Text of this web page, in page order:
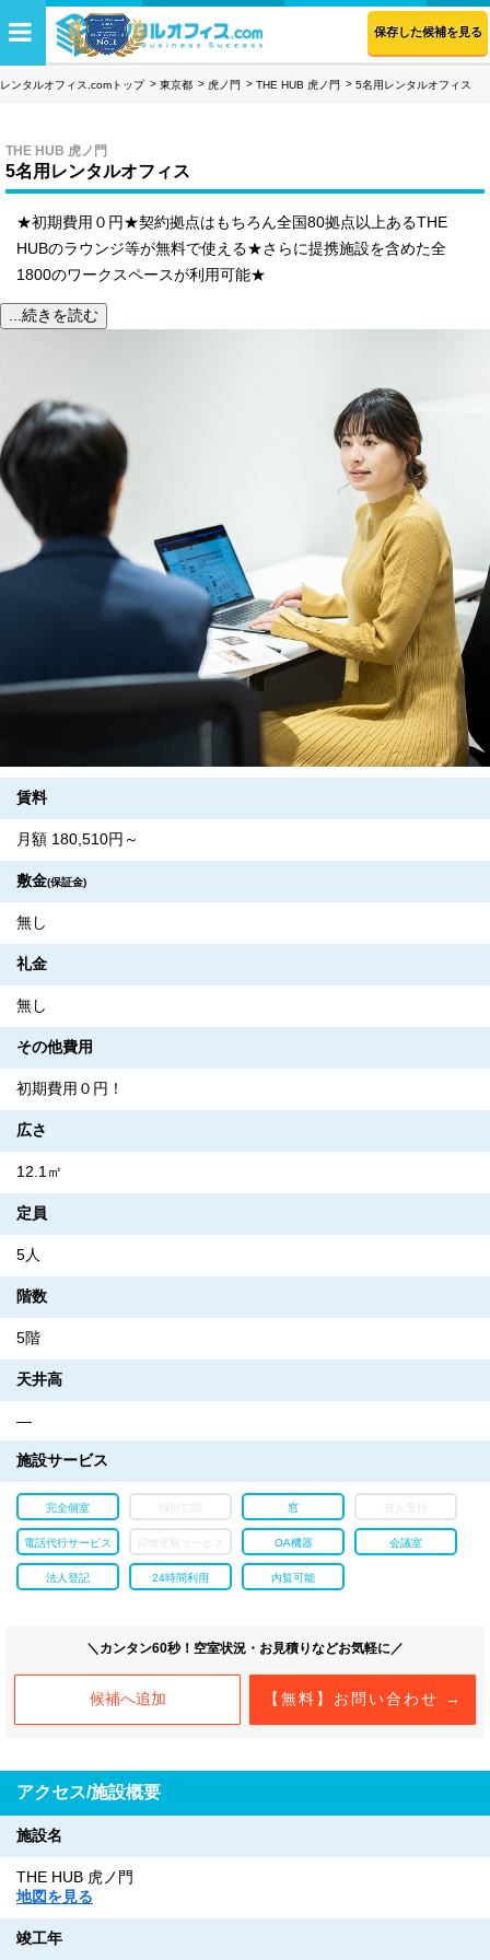
保存した候補を見る
レンタルオフィス.comトップ 東京都 虎ノ門 THE HUB 虎ノ門 5名用レンタルオフィス
THE HUB 虎ノ門
5名用レンタルオフィス
★初期費用０円★契約拠点はもちろん全国80拠点以上あるTHE
HUBのラウンジ等が無料で使える★さらに提携施設を含めた全
1800のワークスペースが利用可能★
...続きを読む
賃料
月額 180,510円～
敷金(保証金)
無し
礼金
無し
その他費用
初期費用０円！
広さ
12.1㎡
定員
5人
階数
5階
天井高
―
施設サービス
完全個室 個別空調 窓
電話代行サービス OA機器 会議室
法人登記 24時間利用 内覧可能
＼カンタン60秒！空室状況・お見積りなどお気軽に／
【無料】お問い合わせ →
候補へ追加
アクセス/施設概要
施設名
THE HUB 虎ノ門
地図を見る
竣工年